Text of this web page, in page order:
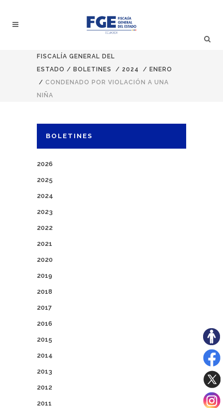
FISCALÍA GENERAL DEL
ESTADO / BOLETINES / 2024 / ENERO
/ CONDENADO POR VIOLACIÓN A UNA
NIÑA
BOLETINES
2026
2025
2024
2023
2022
2021
2020
2019
2018
2017
2016
2015
2014
2013
2012
2011